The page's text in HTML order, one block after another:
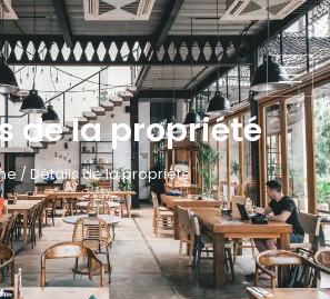
de la propriété
/ Détails de la propriété